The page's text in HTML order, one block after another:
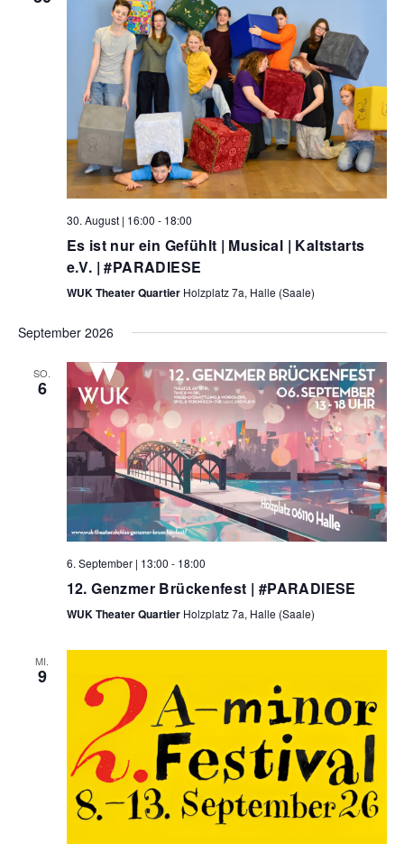
30. August | 16:00 - 18:00
Es ist nur ein Gefühlt | Musical | Kaltstarts
e.V. | #PARADIESE
WUK Theater Quartier Holzplatz 7a, Halle (Saale)
September 2026
SO.
6
6. September | 13:00 - 18:00
12. Genzmer Brückenfest | #PARADIESE
WUK Theater Quartier Holzplatz 7a, Halle (Saale)
MI.
9